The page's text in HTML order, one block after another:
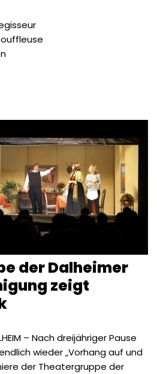
der Dalheimer
zeigt
– Nach dreijähriger Pause
wieder „Vorhang auf und
der Theatergruppe der